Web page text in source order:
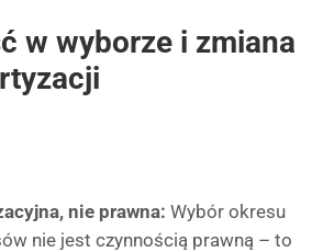
w wyborze i zmiana
nie prawna: Wybór okresu
nie jest czynnością prawną – to